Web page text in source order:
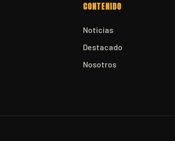
CONTENIDO
Noticias
Destacado
Nosotros